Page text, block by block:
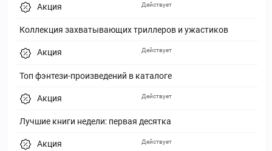
Акция
Коллекция захватывающих триллеров и ужастиков
Действует
Акция
Топ фэнтези-произведений в каталоге
Действует
Акция
Лучшие книги недели: первая десятка
Действует
Акция Действует